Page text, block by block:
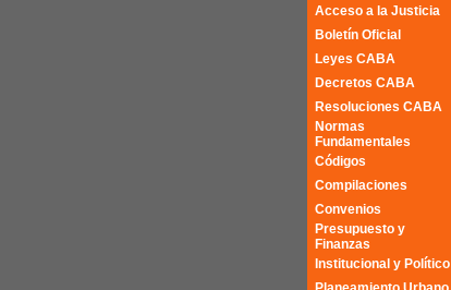
Acceso a la Justicia
Boletín Oficial
Leyes CABA
Decretos CABA
Resoluciones CABA
Normas
Fundamentales
Códigos
Compilaciones
Convenios
Presupuesto y
Finanzas
Institucional y Político